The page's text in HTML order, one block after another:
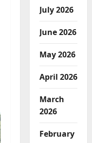
July 2026
June 2026
May 2026
April 2026
March
2026
February